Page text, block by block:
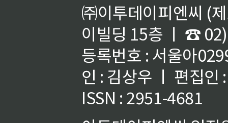
㈜이투데이피엔씨 (
이빌딩 15층 ㅣ ☎
등록번호 : 서울아
인 : 김상우 ㅣ 편집인
ISSN : 2951-4681